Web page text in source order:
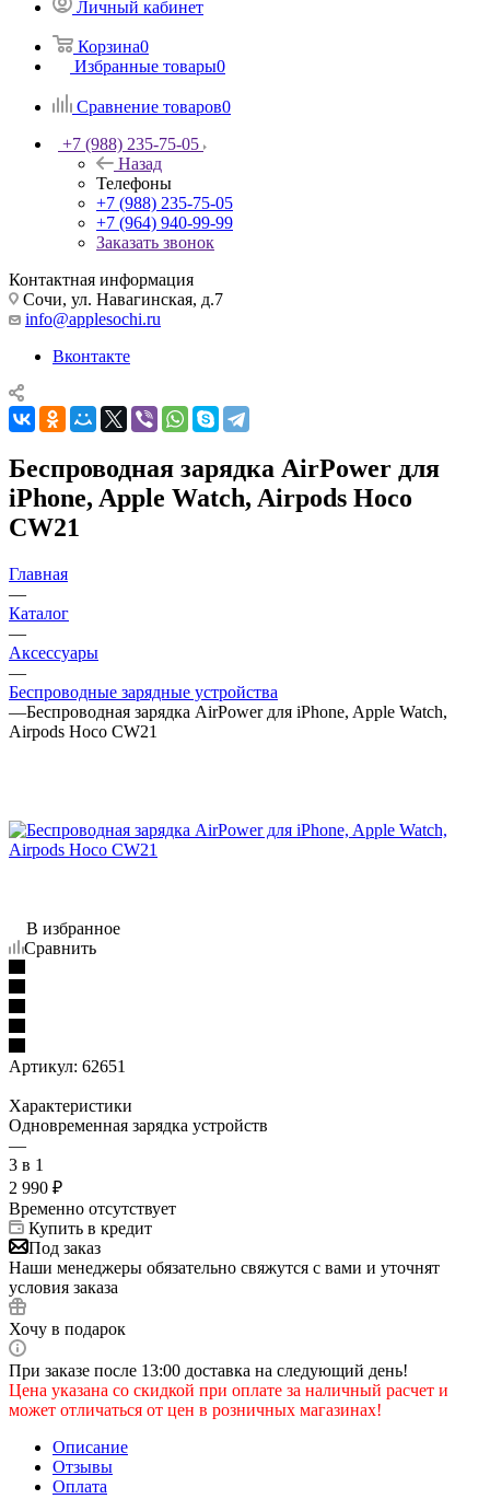
Личный кабинет
Корзина0
Избранные товары0
Сравнение товаров0
+7 (988) 235-75-05
Назад
Телефоны
+7 (988) 235-75-05
+7 (964) 940-99-99
Заказать звонок
Контактная информация
Сочи, ул. Навагинская, д.7
info@applesochi.ru
Вконтакте
Беспроводная зарядка AirPower для
iPhone, Apple Watch, Airpods Hoco
CW21
Главная
—
Каталог
—
Аксессуары
—
Беспроводные зарядные устройства
—Беспроводная зарядка AirPower для iPhone, Apple Watch,
Airpods Hoco CW21
В избранное
Сравнить
Артикул: 62651
Характеристики
Одновременная зарядка устройств
—
3 в 1
2 990 ₽
Временно отсутствует
Купить в кредит
Под заказ
Наши менеджеры обязательно свяжутся с вами и уточнят
условия заказа
Хочу в подарок
При заказе после 13:00 доставка на следующий день!
Цена указана со скидкой при оплате за наличный расчет и
может отличаться от цен в розничных магазинах!
Описание
Отзывы
Оплата